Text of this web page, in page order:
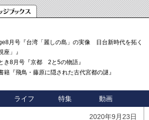
月号『台湾「麗しの島」の実像 日台新時代を拓く「3
座」』
き8月号『京都 2と5の物語』
籍『飛鳥・藤原に隠された古代宮都の謎』
ライフ 特集 動画
2020年9月23日